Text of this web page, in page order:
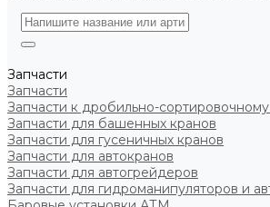
Запчасти
Запчасти
Запчасти к дробильно-
Запчасти для башенных кранов
Запчасти для гусеничных кранов
Запчасти для автокранов
Запчасти для автогрейдеров
Запчасти для гидроманипуляторов и